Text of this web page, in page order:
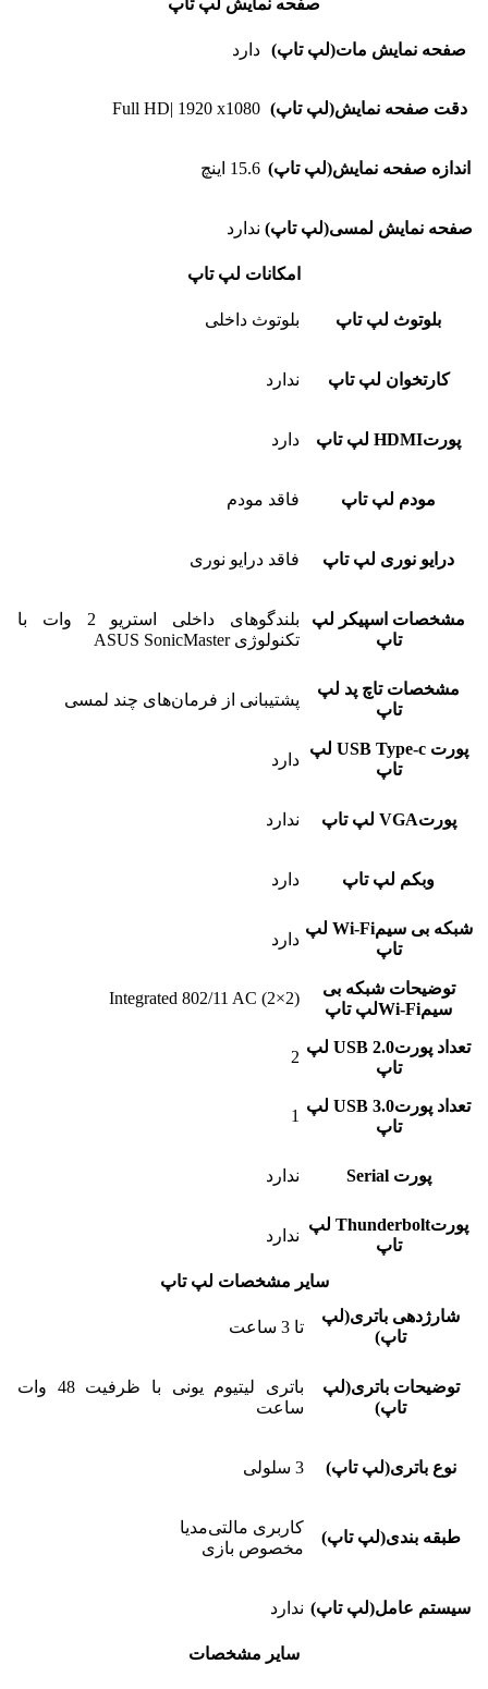
صفحه نمایش لپ تاپ
صفحه نمایش مات(لپ تاپ) دارد
دقت صفحه نمایش(لپ تاپ) Full HD| 1920 x1080
اندازه صفحه نمایش(لپ تاپ) 15.6 اینچ
صفحه نمایش لمسی(لپ تاپ) ندارد
امکانات لپ تاپ
بلوتوث لپ تاپ بلوتوث داخلی
کارتخوان لپ تاپ ندارد
پورتHDMI لپ تاپ دارد
مودم لپ تاپ فاقد مودم
درایو نوری لپ تاپ فاقد درایو نوری
مشخصات اسپیکر لپ
تاپ
بلندگوهای داخلی استریو 2 وات با
تکنولوژی ASUS SonicMaster
مشخصات تاچ پد لپ
تاپ
پشتیبانی از فرمان‌های چند لمسی
پورت USB Type-c لپ
تاپ
دارد
پورتVGA لپ تاپ ندارد
وبکم لپ تاپ دارد
شبکه بی سیمWi-Fi لپ
تاپ
دارد
توضیحات شبکه بی
سیمWi-Fiلپ تاپ
Integrated 802/11 AC (2×2)
تعداد پورتUSB 2.0 لپ
تاپ
2
تعداد پورتUSB 3.0 لپ
تاپ
1
پورت Serial ندارد
پورتThunderbolt لپ
تاپ
ندارد
سایر مشخصات لپ تاپ
شارژدهی باتری(لپ
تاپ)
تا 3 ساعت
توضیحات باتری(لپ
تاپ)
باتری لیتیوم یونی با ظرفیت 48 وات
ساعت
نوع باتری(لپ تاپ) 3 سلولی
طبقه بندی(لپ تاپ)
کاربری مالتی‌مدیا
مخصوص بازی
سیستم عامل(لپ تاپ) ندارد
سایر مشخصات